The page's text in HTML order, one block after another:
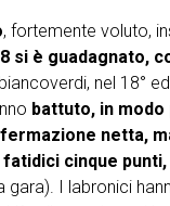
, fortemente voluto,
si è guadagnato,
biancoverdi, nel 18°
battuto, in modo
netta,
cinque
gara). I labronici